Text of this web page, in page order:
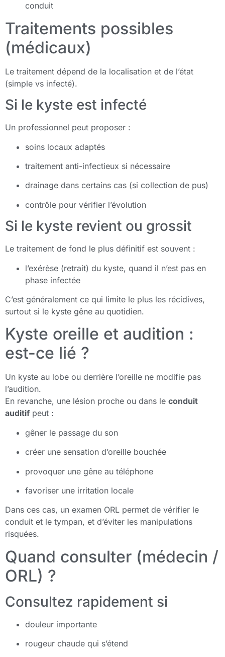
conduit
Traitements possibles
(médicaux)
Le traitement dépend de la localisation et de l’état
(simple vs infecté).
Si le kyste est infecté
Un professionnel peut proposer :
soins locaux adaptés
traitement anti-infectieux si nécessaire
drainage dans certains cas (si collection de pus)
contrôle pour vérifier l’évolution
Si le kyste revient ou grossit
Le traitement de fond le plus définitif est souvent :
l’exérèse (retrait) du kyste, quand il n’est pas en
phase infectée
C’est généralement ce qui limite le plus les récidives,
surtout si le kyste gêne au quotidien.
Kyste oreille et audition :
est-ce lié ?
Un kyste au lobe ou derrière l’oreille ne modifie pas
l’audition.
En revanche, une lésion proche ou dans le conduit
auditif peut :
gêner le passage du son
créer une sensation d’oreille bouchée
provoquer une gêne au téléphone
favoriser une irritation locale
Dans ces cas, un examen ORL permet de vérifier le
conduit et le tympan, et d’éviter les manipulations
risquées.
Quand consulter (médecin /
ORL) ?
Consultez rapidement si
douleur importante
rougeur chaude qui s’étend